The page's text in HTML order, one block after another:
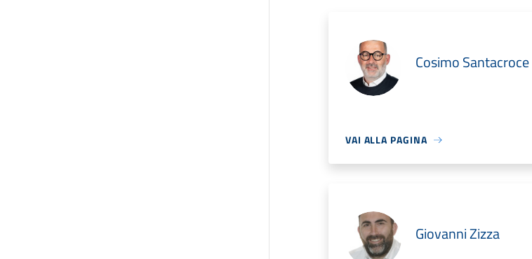
Cosimo Santacroce
VAI ALLA PAGINA
Giovanni Zizza